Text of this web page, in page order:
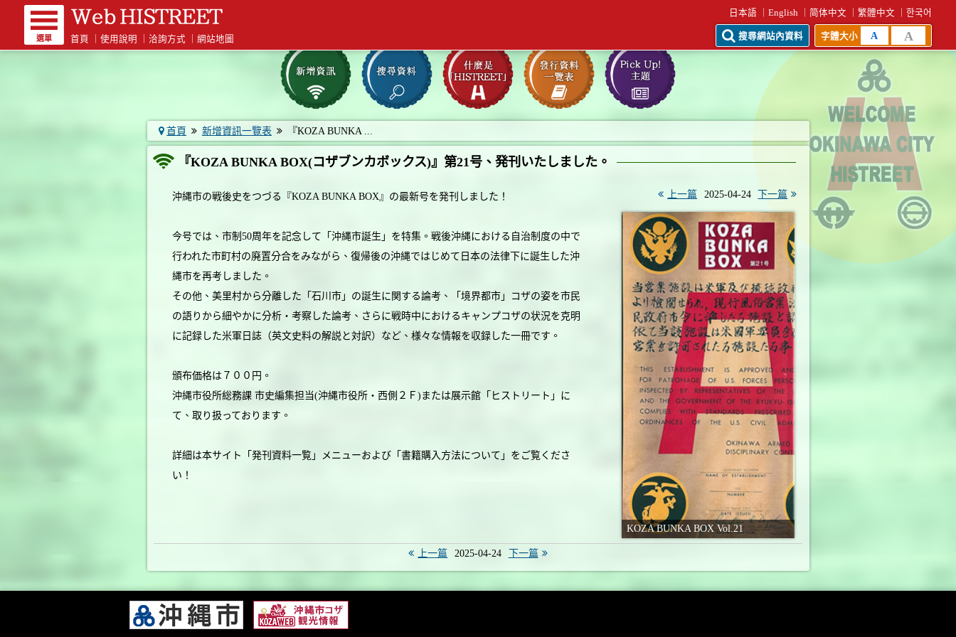
選單 首頁 使用說明 洽詢方式 網站地圖
日本語 English 简体中文 繁體中文 한국어
搜尋網站內資料 字體大小 A A
首頁 新增資訊一覽表 『KOZA BUNKA ...
『KOZA BUNKA BOX(コザブンカボックス)』第21号、発刊いたしました。
上一篇 2025-04-24 下一篇
KOZA BUNKA BOX Vol.21
沖縄市の戦後史をつづる『KOZA BUNKA BOX』の最新号を発刊しました！
今号では、市制50周年を記念して「沖縄市誕生」を特集。戦後沖縄における自治制度の中で
行われた市町村の廃置分合をみながら、復帰後の沖縄ではじめて日本の法律下に誕生した沖
縄市を再考しました。
その他、美里村から分離した「石川市」の誕生に関する論考、「境界都市」コザの姿を市民
の語りから細やかに分析・考察した論考、さらに戦時中におけるキャンプコザの状況を克明
に記録した米軍日誌（英文史料の解説と対訳）など、様々な情報を収録した一冊です。
頒布価格は７００円。
沖縄市役所総務課 市史編集担当(沖縄市役所・西側２Ｆ)または展示館「ヒストリート」に
て、取り扱っております。
詳細は本サイト「発刊資料一覧」メニューおよび「書籍購入方法について」をご覧くださ
い！
上一篇 2025-04-24 下一篇